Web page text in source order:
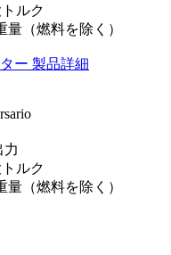
ルク
量（燃料を除く）
ー 製品詳細
力
ルク
量（燃料を除く）